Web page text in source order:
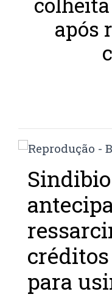
após
para